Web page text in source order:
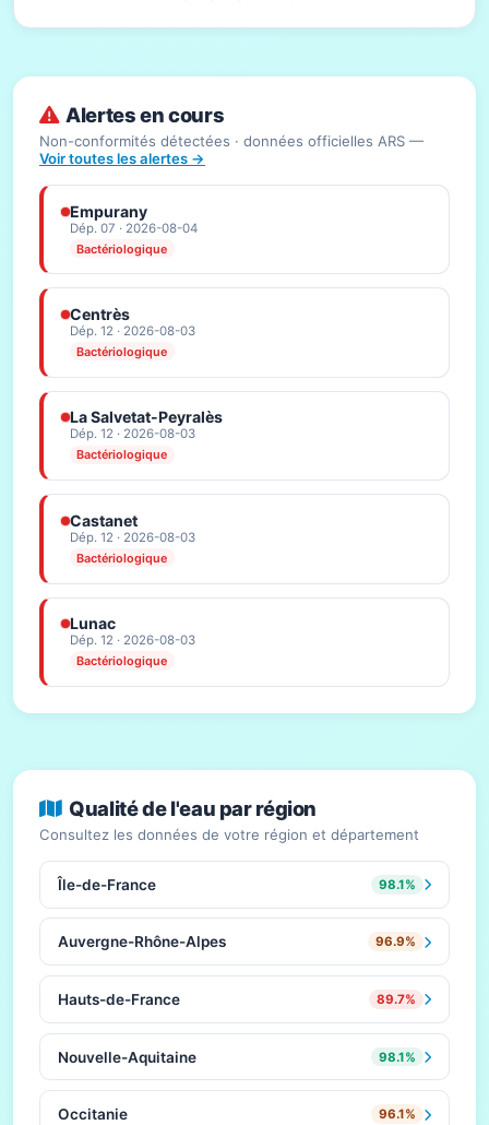
Alertes en cours
Non-conformités détectées · données officielles ARS —
Voir toutes les alertes →
Empurany
Dép. 07 · 2026-08-04
Bactériologique
Centrès
Dép. 12 · 2026-08-03
Bactériologique
La Salvetat-Peyralès
Dép. 12 · 2026-08-03
Bactériologique
Castanet
Dép. 12 · 2026-08-03
Bactériologique
Lunac
Dép. 12 · 2026-08-03
Bactériologique
Qualité de l'eau par région
Consultez les données de votre région et département
Île-de-France 98.1%
Auvergne-Rhône-Alpes 96.9%
Hauts-de-France 89.7%
Nouvelle-Aquitaine 98.1%
Occitanie 96.1%